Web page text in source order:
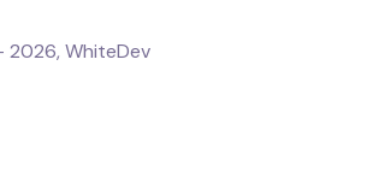
2026, WhiteDev